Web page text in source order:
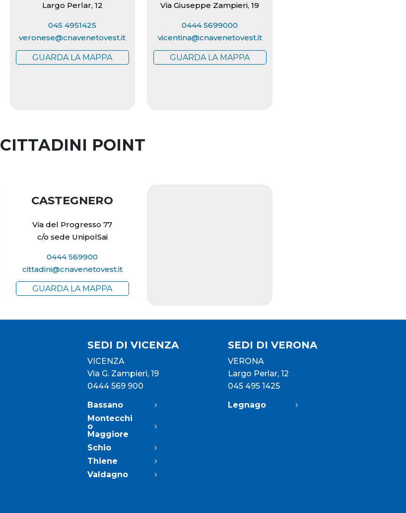
Largo Perlar, 12
045 4951425
veronese@cnavenetovest.it
GUARDA LA MAPPA
Via Giuseppe Zampieri, 19
0444 5699000
vicentina@cnavenetovest.it
GUARDA LA MAPPA
CITTADINI POINT
CASTEGNERO
Via del Progresso 77
c/o sede UnipolSai
0444 569900
cittadini@cnavenetovest.it
GUARDA LA MAPPA
SEDI DI VICENZA
VICENZA
Via G. Zampieri, 19
0444 569 900
Bassano
Montecchi
o
Maggiore
Schio
Thiene
Valdagno
SEDI DI VERONA
VERONA
Largo Perlar, 12
045 495 1425
Legnago